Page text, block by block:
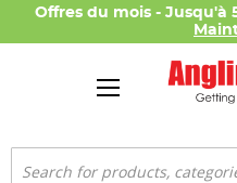
Offres du mois - Jusqu'à
Rechercher